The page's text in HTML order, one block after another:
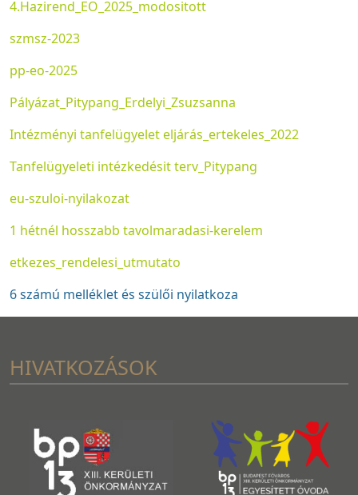
4.Hazirend_EO_2025_modositott
szmsz-2023
pp-eo-2025
Pályázat_Pitypang_Erdelyi_Zsuzsanna
Intézményi tanfelügyelet eljárás_ertekeles_2022
Tanfelügyeleti intézkedésit terv_Pitypang
eu-szuloi-nyilakozat
1 hétnél hosszabb tavolmaradasi-kerelem
etkezes_rendelesi_utmutato
6 számú melléklet és szülői nyilatkoza
HIVATKOZÁSOK